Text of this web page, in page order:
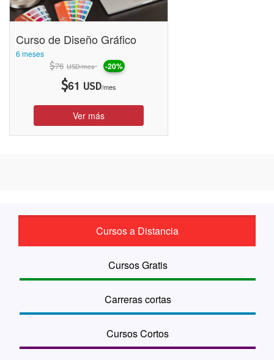
Curso de Diseño Gráfico
6 meses
$76 USD/mes -20%
$61 USD/mes
Ver más
Cursos a Distancia
Cursos Gratis
Carreras cortas
Cursos Cortos